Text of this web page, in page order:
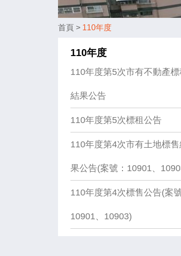
首頁 > 110年度
110年度
110年度第5次市有不動產標
結果公告
110年度第5次標租公告
110年度第4次市有土地標售
果公告(案號：10901、
110年度第4次標售公告(案號
10901、10903)